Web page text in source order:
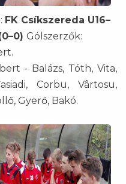
FK Csíkszereda U16–
Gólszerzők:
- Balázs, Tóth, Vita,
Corbu, Vârtosu,
Gyerő, Bakó.